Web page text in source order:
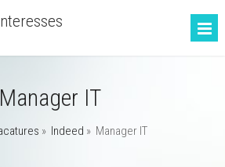
Manager IT
» Indeed » Manager IT